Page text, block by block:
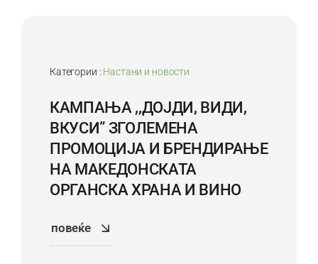
Категории : Настани и новости
КАМПАЊА ,,ДОЈДИ, ВИДИ,
ВКУСИ” ЗГОЛЕМЕНА
ПРОМОЦИЈА И БРЕНДИРАЊЕ
НА МАКЕДОНСКАТА
ОРГАНСКА ХРАНА И ВИНО
повеќе